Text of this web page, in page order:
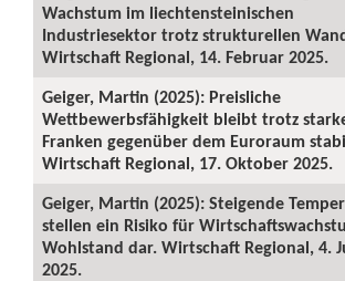
Wachstum im liechtensteinischen
Industriesektor trotz strukturellen
Wirtschaft Regional, 14. Februar 2025.
Geiger, Martin (2025): Preisliche
Wettbewerbsfähigkeit bleibt trotz
Franken gegenüber dem Euroraum
Wirtschaft Regional, 17. Oktober 2025.
Geiger, Martin (2025): Steigende
stellen ein Risiko für
Wohlstand dar. Wirtschaft Regional, 4.
2025.